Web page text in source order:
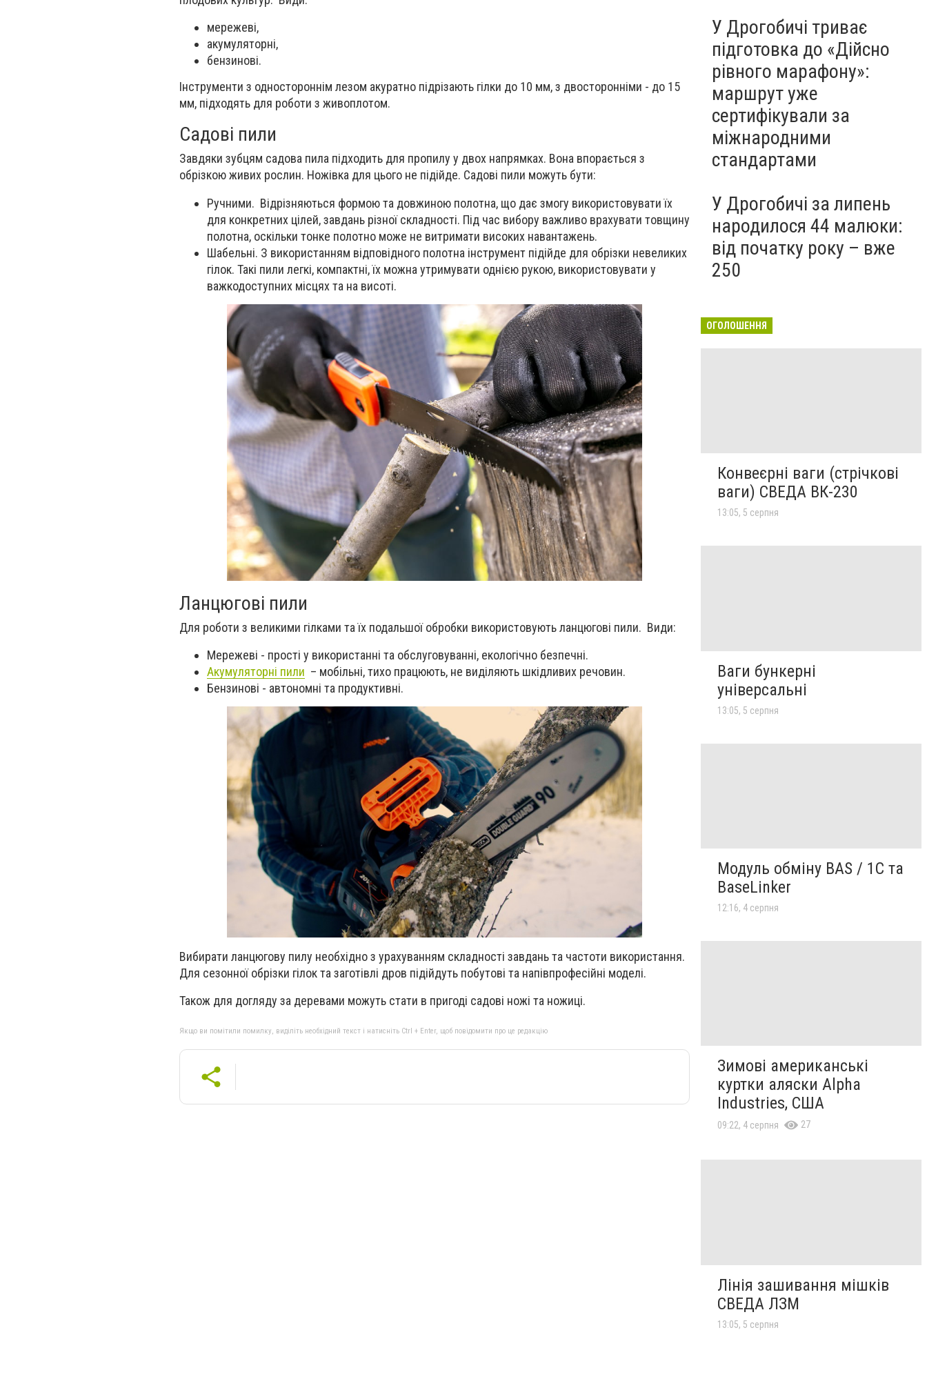
мережеві,
акумуляторні,
бензинові.
Інструменти з одностороннім лезом акуратно підрізають гілки до 10 мм, з двосторонніми - до 15
мм, підходять для роботи з живоплотом.
Садові пили
Завдяки зубцям садова пила підходить для пропилу у двох напрямках. Вона впорається з
обрізкою живих рослин. Ножівка для цього не підійде. Садові пили можуть бути:
Ручними. Відрізняються формою та довжиною полотна, що дає змогу використовувати їх
для конкретних цілей, завдань різної складності. Під час вибору важливо врахувати товщину
полотна, оскільки тонке полотно може не витримати високих навантажень.
Шабельні. З використанням відповідного полотна інструмент підійде для обрізки невеликих
гілок. Такі пили легкі, компактні, їх можна утримувати однією рукою, використовувати у
важкодоступних місцях та на висоті.
Ланцюгові пили
Для роботи з великими гілками та їх подальшої обробки використовують ланцюгові пили. Види:
Мережеві - прості у використанні та обслуговуванні, екологічно безпечні.
Акумуляторні пили – мобільні, тихо працюють, не виділяють шкідливих речовин.
Бензинові - автономні та продуктивні.
Вибирати ланцюгову пилу необхідно з урахуванням складності завдань та частоти використання.
Для сезонної обрізки гілок та заготівлі дров підійдуть побутові та напівпрофесійні моделі.
Також для догляду за деревами можуть стати в пригоді садові ножі та ножиці.
Якщо ви помітили помилку, виділіть необхідний текст і натисніть Ctrl + Enter, щоб повідомити про це редакцію
У Дрогобичі триває
підготовка до «Дійсно
рівного марафону»:
маршрут уже
сертифікували за
міжнародними
стандартами
У Дрогобичі за липень
народилося 44 малюки:
від початку року – вже
250
ОГОЛОШЕННЯ
Конвеєрні ваги (стрічкові
ваги) СВЕДА ВК-230
13:05, 5 серпня
Ваги бункерні
універсальні
13:05, 5 серпня
Модуль обміну BAS / 1C та
BaseLinker
12:16, 4 серпня
Зимові американські
куртки аляски Alpha
Industries, США
09:22, 4 серпня 27
Лінія зашивання мішків
СВЕДА ЛЗМ
13:05, 5 серпня